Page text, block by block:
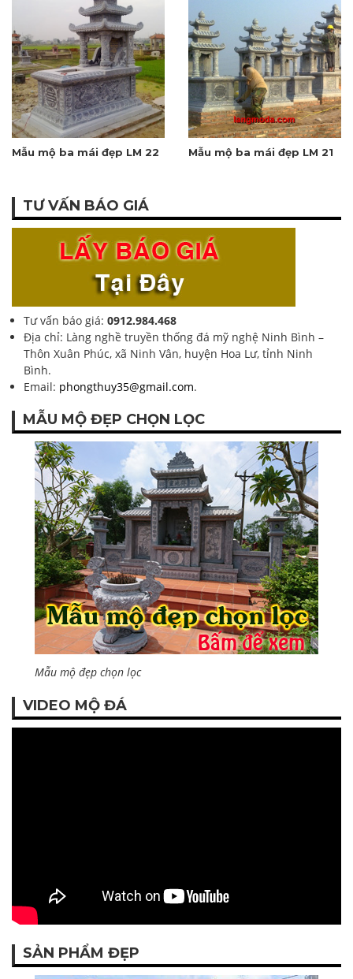
Mẫu mộ ba mái đẹp LM 22 Mẫu mộ ba mái đẹp LM 21
TƯ VẤN BÁO GIÁ
Tư vấn báo giá: 0912.984.468
Địa chỉ: Làng nghề truyền thống đá mỹ nghệ Ninh Bình –
Thôn Xuân Phúc, xã Ninh Vân, huyện Hoa Lư, tỉnh Ninh
Bình.
Email: phongthuy35@gmail.com.
MẪU MỘ ĐẸP CHỌN LỌC
Mẫu mộ đẹp chọn lọc
VIDEO MỘ ĐÁ
SẢN PHẨM ĐẸP